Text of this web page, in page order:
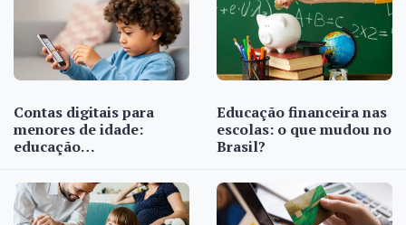
Contas digitais para
menores de idade:
educação…
Educação financeira nas
escolas: o que mudou no
Brasil?